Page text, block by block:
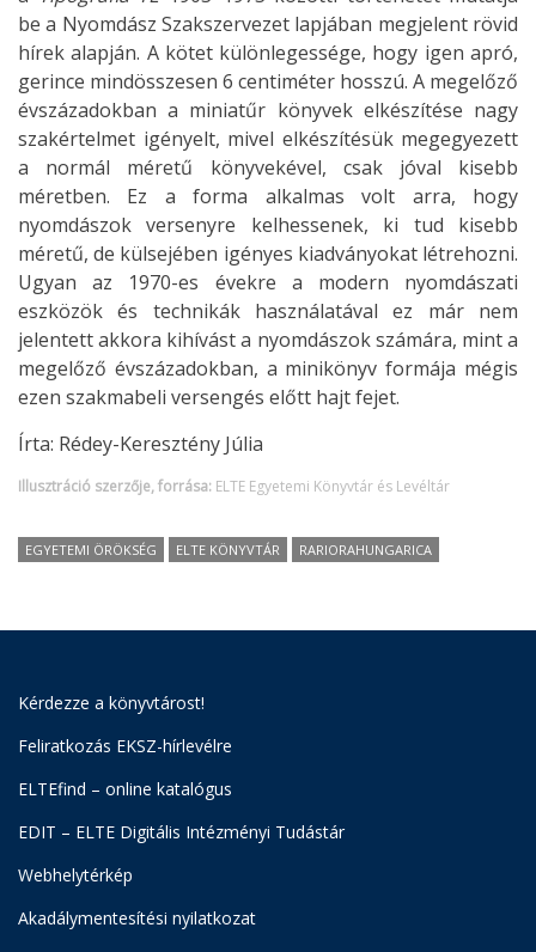
be a Nyomdász Szakszervezet lapjában megjelent rövid
hírek alapján. A kötet különlegessége, hogy igen apró,
gerince mindösszesen 6 centiméter hosszú. A megelőző
évszázadokban a miniatűr könyvek elkészítése nagy
szakértelmet igényelt, mivel elkészítésük megegyezett
a normál méretű könyvekével, csak jóval kisebb
méretben. Ez a forma alkalmas volt arra, hogy
nyomdászok versenyre kelhessenek, ki tud kisebb
méretű, de külsejében igényes kiadványokat létrehozni.
Ugyan az 1970-es évekre a modern nyomdászati
eszközök és technikák használatával ez már nem
jelentett akkora kihívást a nyomdászok számára, mint a
megelőző évszázadokban, a minikönyv formája mégis
ezen szakmabeli versengés előtt hajt fejet.
Írta: Rédey-Keresztény Júlia
Illusztráció szerzője, forrása: ELTE Egyetemi Könyvtár és Levéltár
EGYETEMI ÖRÖKSÉG ELTE KÖNYVTÁR RARIORAHUNGARICA
Kérdezze a könyvtárost!
Feliratkozás EKSZ-hírlevélre
ELTEfind – online katalógus
EDIT – ELTE Digitális Intézményi Tudástár
Webhelytérkép
Akadálymentesítési nyilatkozat